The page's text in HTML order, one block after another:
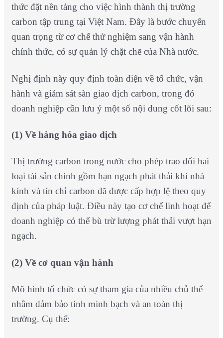
thức đặt nền tảng cho việc hình thành thị trường
carbon tập trung tại Việt Nam. Đây là bước chuyển
quan trọng từ cơ chế thử nghiệm sang vận hành
chính thức, có sự quản lý chặt chẽ của Nhà nước.
Nghị định này quy định toàn diện về tổ chức, vận
hành và giám sát sàn giao dịch carbon, trong đó
doanh nghiệp cần lưu ý một số nội dung cốt lõi sau:
(1) Về hàng hóa giao dịch
Thị trường carbon trong nước cho phép trao đổi hai
loại tài sản chính gồm hạn ngạch phát thải khí nhà
kính và tín chỉ carbon đã được cấp hợp lệ theo quy
định của pháp luật. Điều này tạo cơ chế linh hoạt để
doanh nghiệp có thể bù trừ lượng phát thải vượt hạn
ngạch.
(2) Về cơ quan vận hành
Mô hình tổ chức có sự tham gia của nhiều chủ thể
nhằm đảm bảo tính minh bạch và an toàn thị
trường. Cụ thể: